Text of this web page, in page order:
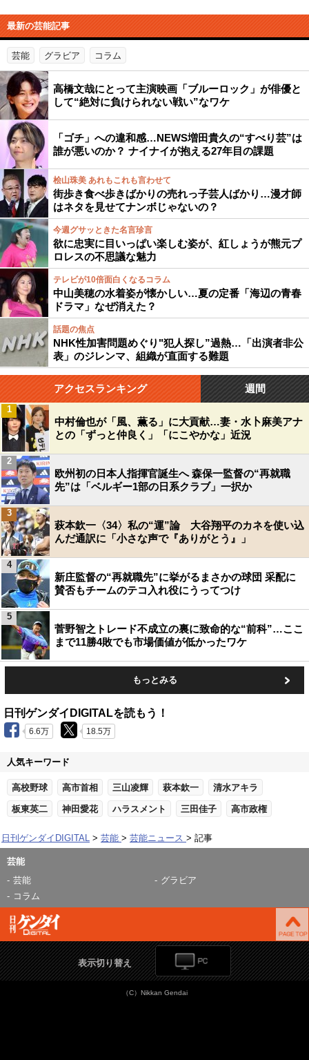
最新の芸能記事
芸能 グラビア コラム
高橋文哉にとって主演映画「ブルーロック」が俳優と
して“絶対に負けられない戦い”なワケ
「ゴチ」への違和感…NEWS増田貴久の“すべり芸”は
誰が悪いのか？ ナイナイが抱える27年目の課題
桧山珠美 あれもこれも言わせて
街歩き食べ歩きばかりの売れっ子芸人ばかり…漫才師
はネタを見せてナンボじゃないの？
今週グサッときた名言珍言
欲に忠実に目いっぱい楽しむ姿が、紅しょうが熊元プ
ロレスの不思議な魅力
テレビが10倍面白くなるコラム
中山美穂の水着姿が懐かしい…夏の定番「海辺の青春
ドラマ」なぜ消えた？
話題の焦点
NHK性加害問題めぐり"犯人探し”過熱…「出演者非公
表」のジレンマ、組織が直面する難題
アクセスランキング 週間
中村倫也が「風、薫る」に大貢献…妻・水卜麻美アナ
との「ずっと仲良く」「にこやかな」近況
1
欧州初の日本人指揮官誕生へ 森保一監督の“再就職
先”は「ベルギー1部の日系クラブ」一択か
2
萩本欽一〈34〉私の“運”論 大谷翔平のカネを使い込
んだ通訳に「小さな声で『ありがとう』」
3
新庄監督の“再就職先”に挙がるまさかの球団 采配に
賛否もチームのテコ入れ役にうってつけ
4
菅野智之トレード不成立の裏に致命的な“前科”…ここ
まで11勝4敗でも市場価値が低かったワケ
5
もっとみる
日刊ゲンダイDIGITALを読もう！
6.6万 18.5万
人気キーワード
高校野球 高市首相 三山凌輝 萩本欽一 清水アキラ
板東英二 神田愛花 ハラスメント 三田佳子 高市政権
日刊ゲンダイDIGITAL 芸能 芸能ニュース 記事
芸能
芸能
グラビア
コラム
表示切り替え
（C）Nikkan Gendai